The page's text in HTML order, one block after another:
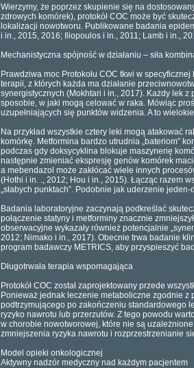
Wierzymy, że poprzez skupienie się na
zdrowych komórek), protokół COC może być
lokalizacji nowotworu. Publikowane badania
i in., 2015, 2016; Iliopoulos i in., 2011; Lamb i in.,
Mechanistyczna spójność w działaniu – siła
Prawdziwa moc Protokołu COC tkwi w
terapii, z których każda ma działanie
synergistycznych (Mokhtari i in., 2017). Każdy lek z
sposobie, w jaki mogą celować w raka. Mówiąc
uzupełniających się punktów widzenia. A to
Na przykład wszystkie cztery leki mogą atakować
komórkę. Metformina bardzo utrudnia „bateriom”
podczas gdy doksycyklina blokuje maszynerię
następnie zmieniać ekspresję genów komórek
a mebendazol może zakłócać wiele innych
(Hothi i in. ., 2012; Hou i in., 2015). Łącząc razem
„słabych punktach”. Podobnie jak uderzenie
Badania laboratoryjne zaczynają podkreślać
połączenie statyny i metforminy znacznie
obserwacyjne wykazały również potencjalnie
2012; Nimako i in., 2017). Obecnie trwa badanie
program badawczy METRICS, aby przyspieszyć
Długotrwała terapia wspomagająca
Protokół COC został zaprojektowany przede
Ponieważ jednak leczenie metaboliczne zgodnie z
podtrzymującego po zakończeniu standardowego
ryzyko nawrotu lub przerzutów. Z tego powodu
w chorobie nowotworowej, które nie są
zmniejszenia ryzyka nawrotu i rozprzestrzenianie
Model opieki onkologicznej
Aktywny nadzór medyczny nad każdym pacjentem